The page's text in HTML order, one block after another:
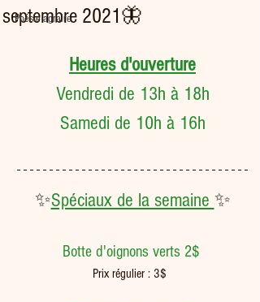
Poésie agraire
septembre 2021🦋
Heures d'ouverture
Vendredi de 13h à 18h
Samedi de 10h à 16h
✨Spéciaux de la semaine ✨
Botte d'oignons verts 2$
Prix régulier : 3$